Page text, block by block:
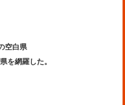
空白県
を網羅した。